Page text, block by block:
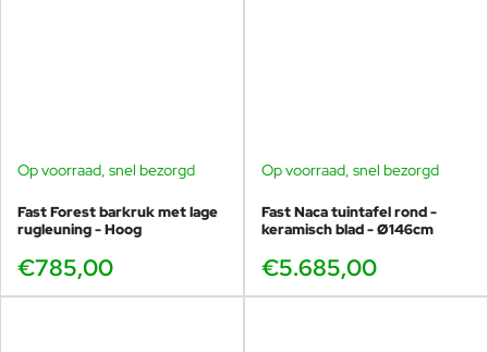
Op voorraad, snel bezorgd
Fast Forest barkruk met lage
rugleuning - Hoog
€785,00
Op voorraad, snel bezorgd
Fast Naca tuintafel rond -
keramisch blad - Ø146cm
€5.685,00